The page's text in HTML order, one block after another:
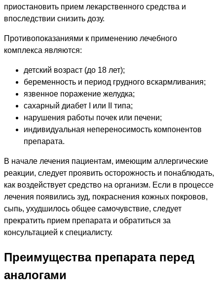
приостановить прием лекарственного средства и
впоследствии снизить дозу.
Противопоказаниями к применению лечебного
комплекса являются:
детский возраст (до 18 лет);
беременность и период грудного вскармливания;
язвенное поражение желудка;
сахарный диабет I или II типа;
нарушения работы почек или печени;
индивидуальная непереносимость компонентов
препарата.
В начале лечения пациентам, имеющим аллергические
реакции, следует проявить осторожность и понаблюдать,
как воздействует средство на организм. Если в процессе
лечения появились зуд, покраснения кожных покровов,
сыпь, ухудшилось общее самочувствие, следует
прекратить прием препарата и обратиться за
консультацией к специалисту.
Преимущества препарата перед
аналогами